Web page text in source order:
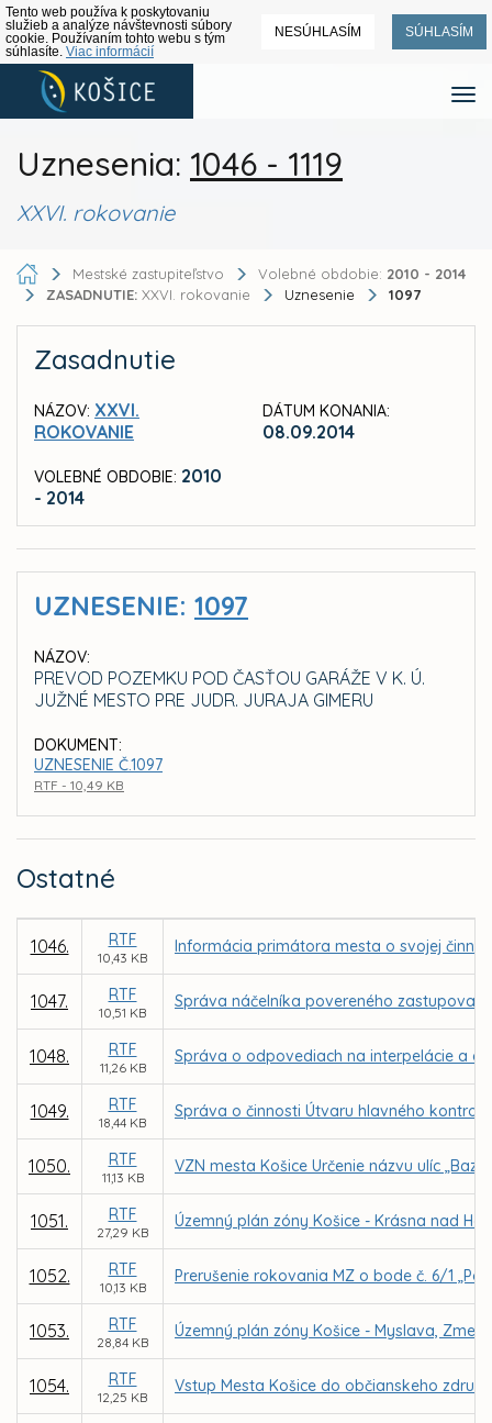
Tento web používa k poskytovaniu
služieb a analýze návštevnosti súbory
cookie. Používaním tohto webu s tým
súhlasíte. Viac informácií
NESÚHLASÍM SÚHLASÍM
Uznesenia: 1046 - 1119
XXVI. rokovanie
Mestské zastupiteľstvo Volebné obdobie: 2010 - 2014
ZASADNUTIE: XXVI. rokovanie Uznesenie 1097
Zasadnutie
NÁZOV: XXVI.
ROKOVANIE
VOLEBNÉ OBDOBIE: 2010
- 2014
DÁTUM KONANIA:
08.09.2014
UZNESENIE: 1097
NÁZOV:
PREVOD POZEMKU POD ČASŤOU GARÁŽE V K. Ú.
JUŽNÉ MESTO PRE JUDR. JURAJA GIMERU
DOKUMENT:
UZNESENIE Č.1097
RTF - 10,49 KB
Ostatné
1046. RTF
10,43 KB
Informácia primátora mesta o svojej
1047. RTF
10,51 KB
Správa náčelníka povereného
1048. RTF
11,26 KB
Správa o odpovediach na interpelácie a
1049. RTF
18,44 KB
Správa o činnosti Útvaru hlavného
1050. RTF
11,13 KB
VZN mesta Košice Určenie názvu ulíc
1051. RTF
27,29 KB
Územný plán zóny Košice - Krásna nad
1052. RTF
10,13 KB
Prerušenie rokovania MZ o bode č. 6/1
1053. RTF
28,84 KB
Územný plán zóny Košice - Myslava,
1054. RTF
12,25 KB
Vstup Mesta Košice do občianskeho